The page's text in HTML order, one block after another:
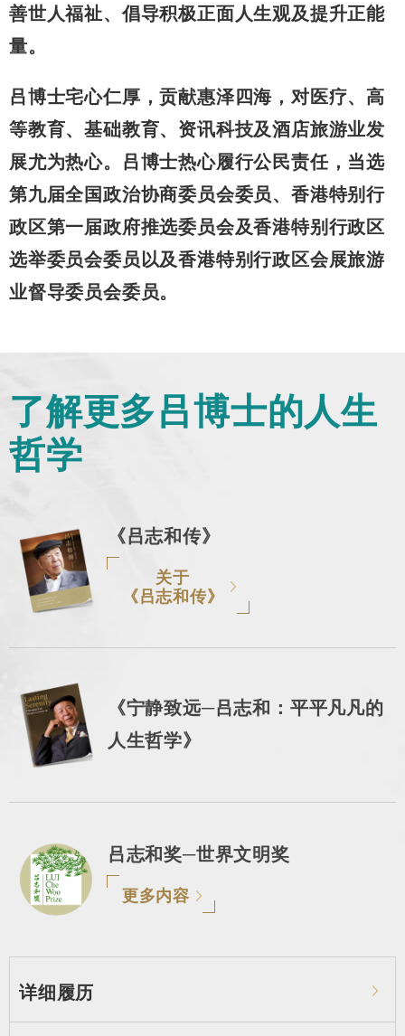
善世人福祉、倡导积极正面人生观及提升正能
量。
吕博士宅心仁厚，贡献惠泽四海，对医疗、高
等教育、基础教育、资讯科技及酒店旅游业发
展尤为热心。吕博士热心履行公民责任，当选
第九届全国政治协商委员会委员、香港特别行
政区第一届政府推选委员会及香港特别行政区
选举委员会委员以及香港特别行政区会展旅游
业督导委员会委员。
了解更多吕博士的人生
哲学
《吕志和传》
关于
《吕志和传》
《宁静致远─吕志和：平平凡凡的
人生哲学》
吕志和奖─世界文明奖
更多内容
详细履历